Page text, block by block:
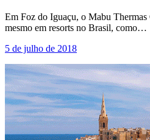
Em Foz do Iguaçu, o Mabu
mesmo em resorts no Brasil, como…
5 de julho de 2018